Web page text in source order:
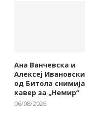
Ана Ванчевска и
Алексеј Ивановски
од Битола снимија
кавер за „Немир“
06/08/2026